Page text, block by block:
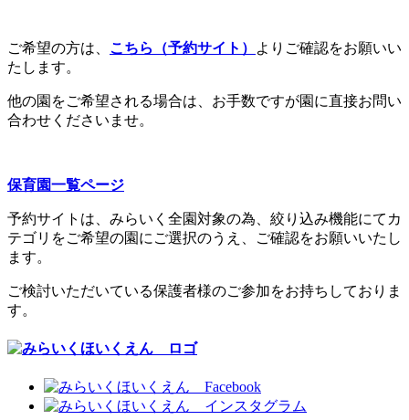
ご希望の方は、 こちら（予約サイト）
よりご確認をお願いい
たします。
他の園をご希望される場合は、お手数ですが園に直接お問い
合わせくださいませ。
保育園一覧ページ
予約サイトは、みらいく全園対象の為、絞り込み機能にてカ
テゴリをご希望の園にご選択のうえ、ご確認をお願いいたし
ます。
ご検討いただいている保護者様のご参加をお持ちしておりま
す。